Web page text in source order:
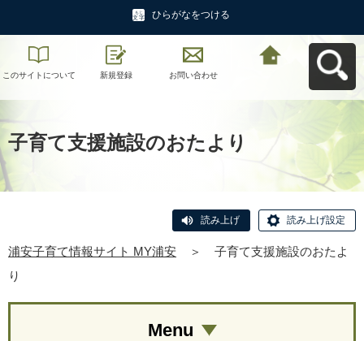
ひらがなをつける
このサイトについて 新規登録 お問い合わせ
子育て支援施設のおたより
読み上げ 読み上げ設定
浦安子育て情報サイト MY浦安 ＞
子育て支援施設のおたよ
り
Menu